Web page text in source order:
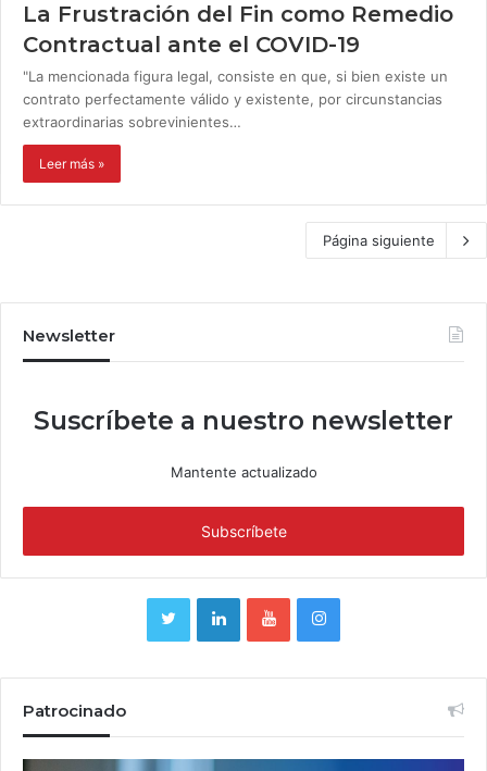
La Frustración del Fin como Remedio
Contractual ante el COVID-19
"La mencionada figura legal, consiste en que, si bien existe un
contrato perfectamente válido y existente, por circunstancias
extraordinarias sobrevinientes…
Leer más »
Página siguiente
Newsletter
Suscríbete a nuestro newsletter
Mantente actualizado
Patrocinado